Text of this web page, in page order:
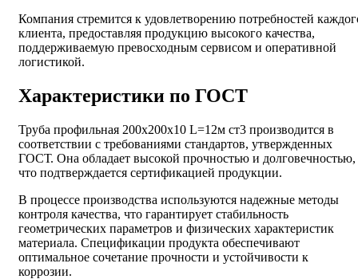
Компания стремится к удовлетворению потребностей
клиента, предоставляя продукцию высокого качества,
поддерживаемую превосходным сервисом и оперативной
логистикой.
Характеристики по ГОСТ
Труба профильная 200х200х10 L=12м ст3 производится в
соответствии с требованиями стандартов, утвержденных
ГОСТ. Она обладает высокой прочностью и долговечностью,
что подтверждается сертификацией продукции.
В процессе производства используются надежные методы
контроля качества, что гарантирует стабильность
геометрических параметров и физических характеристик
материала. Спецификации продукта обеспечивают
оптимальное сочетание прочности и устойчивости к
коррозии.